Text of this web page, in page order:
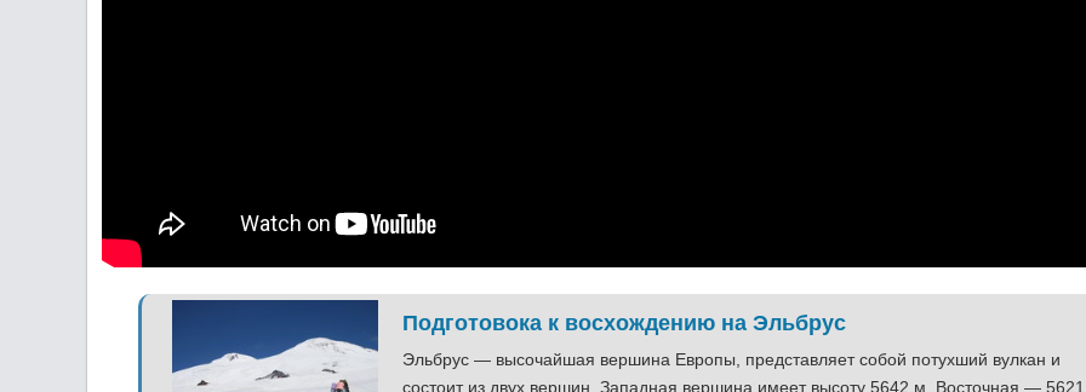
Подготовока к восхождению на Эльбрус
Эльбрус — высочайшая вершина Европы, представляет собой потухший вулкан и
состоит из двух вершин. Западная вершина имеет высоту 5642 м, Восточная —